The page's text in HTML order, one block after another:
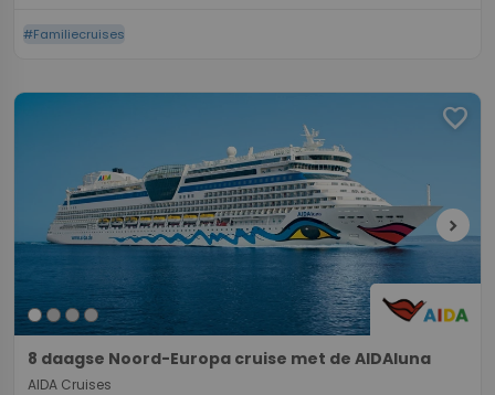
#Familiecruises
favorite
chevron_right
8 daagse Noord-Europa cruise met de AIDAluna
AIDA Cruises